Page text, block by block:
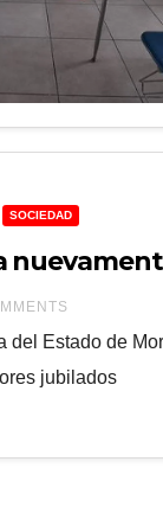
SOCIEDAD
del Estado de
jubilados